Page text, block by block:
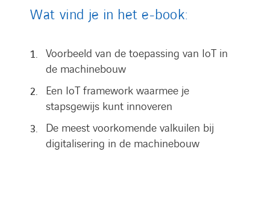
Wat vind je in het e-book:
Voorbeeld van de toepassing van IoT in
de machinebouw
Een IoT framework waarmee je
stapsgewijs kunt innoveren
De meest voorkomende valkuilen bij
digitalisering in de machinebouw